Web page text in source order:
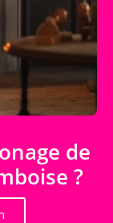
de
?